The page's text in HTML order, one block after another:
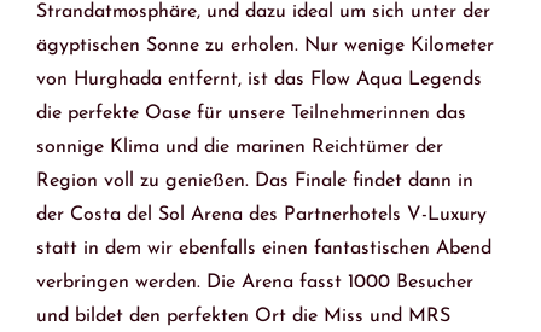
Strandatmosphäre, und dazu ideal um sich unter der
ägyptischen Sonne zu erholen. Nur wenige Kilometer
von Hurghada entfernt, ist das Flow Aqua Legends
die perfekte Oase für unsere Teilnehmerinnen das
sonnige Klima und die marinen Reichtümer der
Region voll zu genießen. Das Finale findet dann in
der Costa del Sol Arena des Partnerhotels V-Luxury
statt in dem wir ebenfalls einen fantastischen Abend
verbringen werden. Die Arena fasst 1000 Besucher
und bildet den perfekten Ort die Miss und MRS